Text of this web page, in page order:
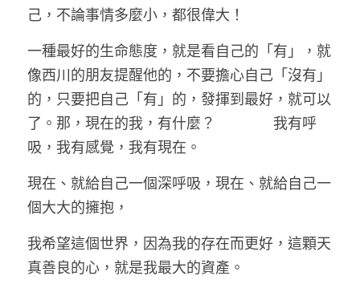
己，不論事情多麼小，都很偉大！
一種最好的生命態度，就是看自己的「有」，就
像西川的朋友提醒他的，不要擔心自己「沒有」
的，只要把自己「有」的，發揮到最好，就可以
了。那，現在的我，有什麼？　　　　我有呼
吸，我有感覺，我有現在。
現在、就給自己一個深呼吸，現在、就給自己一
個大大的擁抱，
我希望這個世界，因為我的存在而更好，這顆天
真善良的心，就是我最大的資產。